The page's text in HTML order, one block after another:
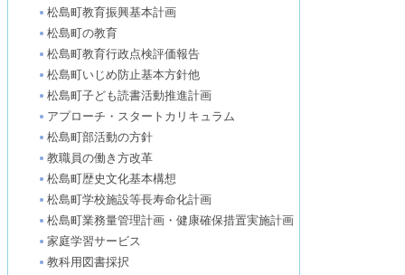
松島町教育振興基本計画
松島町の教育
松島町教育行政点検評価報告
松島町いじめ防止基本方針他
松島町子ども読書活動推進計画
アプローチ・スタートカリキュラム
松島町部活動の方針
教職員の働き方改革
松島町歴史文化基本構想
松島町学校施設等長寿命化計画
松島町業務量管理計画・健康確保措置実施計画
家庭学習サービス
教科用図書採択